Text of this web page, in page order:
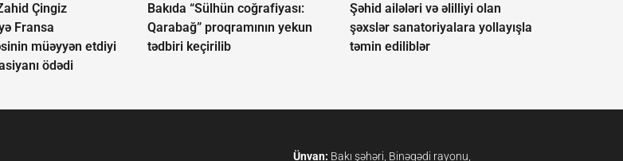
Çingiz
Fransa
müəyyən etdiyi
ödədi
Bakıda “Sülhün coğrafiyası:
Qarabağ” proqramının yekun
tədbiri keçirilib
Şəhid ailələri və əlilliyi olan
şəxslər sanatoriyalara yollayışla
təmin ediliblər
Ünvan: Bakı şəhəri, Binəqədi rayonu,